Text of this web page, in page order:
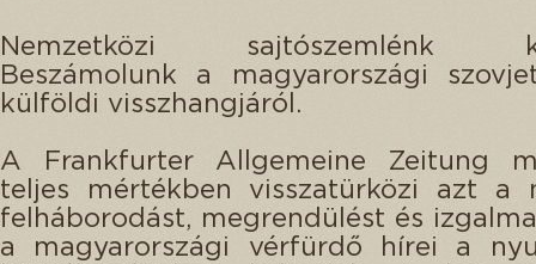
Nemzetközi sajtószemlénk
Beszámolunk a magyarországi
külföldi visszhangjáról.
A Frankfurter Allgemeine Zeitung
teljes mértékben visszatürközi azt a
felháborodást, megrendülést és
a magyarországi vérfürdő hírei a